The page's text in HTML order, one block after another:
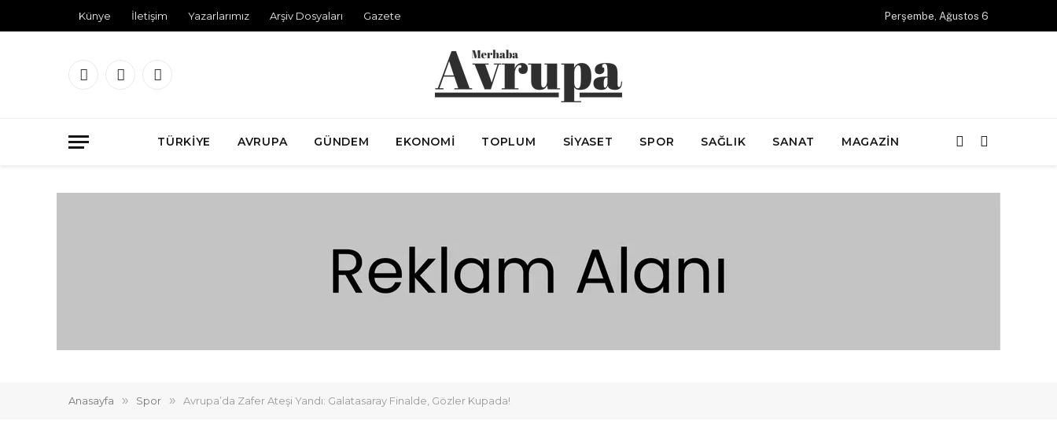
Künye İletişim Yazarlarımız Arşiv Dosyaları Gazete Perşembe, Ağustos 6
Facebook
X
Instagram
TÜRKIYE AVRUPA GÜNDEM EKONOMI TOPLUM SIYASET SPOR SAĞLIK SANAT MAGAZIN
Anasayfa » Spor » Avrupa’da Zafer Ateşi Yandı: Galatasaray Finalde, Gözler Kupada!